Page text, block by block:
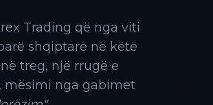
Trading që nga viti
shqiptarë në këtë
në treg, një rrugë e
mësimi nga gabimet